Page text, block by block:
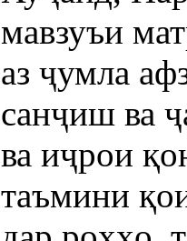
мавзуъи
аз ҷумла
санҷиш ва
ва иҷрои
таъмини